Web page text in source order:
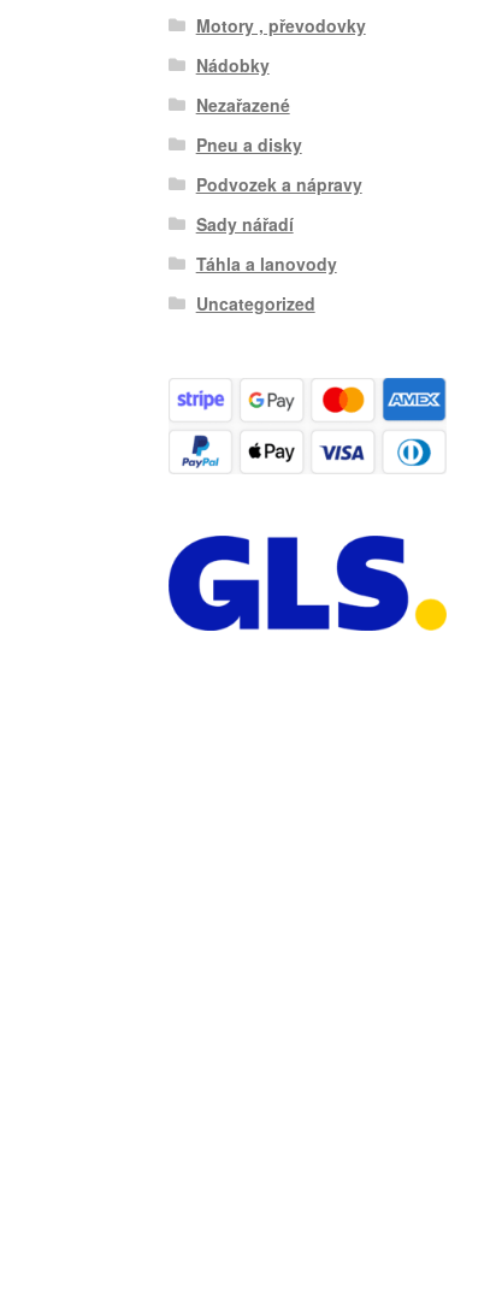
Motory , převodovky
Nádobky
Nezařazené
Pneu a disky
Podvozek a nápravy
Sady nářadí
Táhla a lanovody
Uncategorized